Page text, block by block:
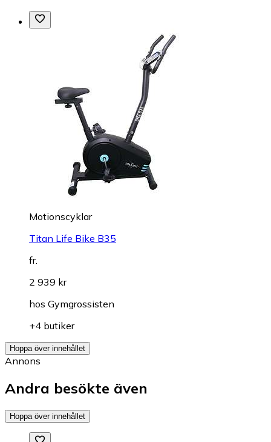
Motionscyklar
Titan Life Bike B35
fr.
2 939 kr
hos Gymgrossisten
+4 butiker
Hoppa över innehållet
Annons
Andra besökte även
Hoppa över innehållet